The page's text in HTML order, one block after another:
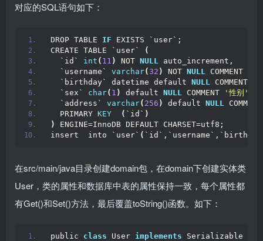
对应的SQL语句如下：
DROP TABLE IF EXISTS `user`;
CREATE TABLE `user`
(
  `id`
int ( 11 ) NOT NULL auto_increment,
  `username`
varchar(32 ) NOT NULL COMMENT
  `birthday` datetime default
NULL COMMENT
  `sex`
char( 1 ) default NULL COMMENT '性别'
  `address`
varchar( 256 ) default NULL
  PRIMARY
KEY ( `id` )
)
ENGINE=InnoDB DEFAULT CHARSET=utf8;
insert  into `user` (
在src/main/java目录创建domain包，在domain下创建实体类
User，类的属性和数据库中表的属性保持一致，每个属性都
有Get()和Set()方法，最后覆盖toString()函数。如下：
public class User implements Serializable